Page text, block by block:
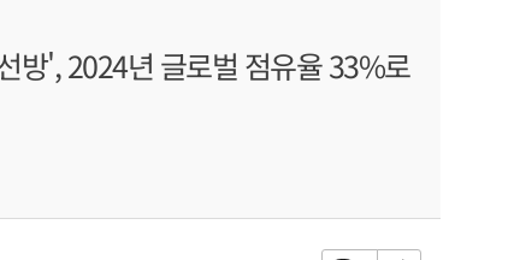
방', 2024년 글로벌 점유율 33%로